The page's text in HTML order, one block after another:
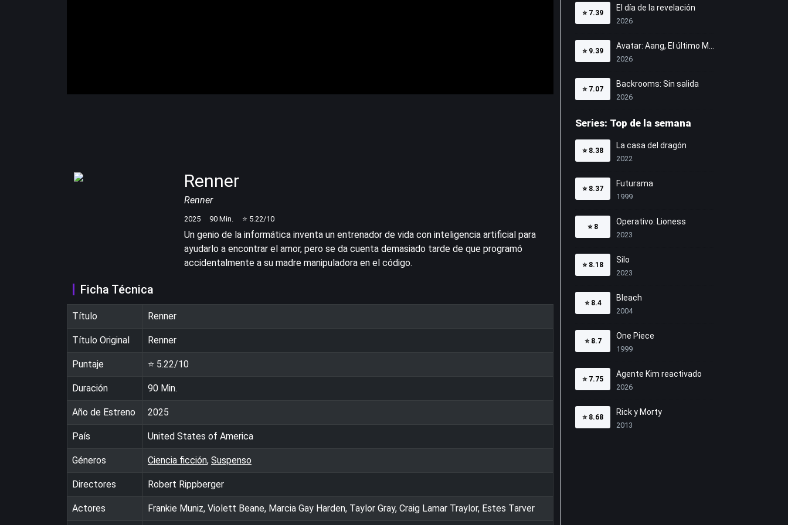
Renner
Renner
2025 90 Min. ⭐ 5.22/10
Un genio de la informática inventa un entrenador de vida con inteligencia artificial para
ayudarlo a encontrar el amor, pero se da cuenta demasiado tarde de que programó
accidentalmente a su madre manipuladora en el código.
Ficha Técnica
Título Renner
Título Original Renner
Puntaje ⭐ 5.22/10
Duración 90 Min.
Año de Estreno 2025
País United States of America
Géneros Ciencia ficción, Suspenso
Directores Robert Rippberger
Actores Frankie Muniz, Violett Beane, Marcia Gay Harden, Taylor Gray, Craig Lamar Traylor, Estes Tarver
⭐ 7.39
El día de la revelación
2026
⭐ 9.39
2026
⭐ 7.07
Backrooms: Sin salida
2026
Series: Top de la semana
⭐ 8.38
La casa del dragón
2022
⭐ 8.37
Futurama
1999
⭐ 8
Operativo: Lioness
2023
⭐ 8.18
Silo
2023
⭐ 8.4
Bleach
2004
⭐ 8.7
One Piece
1999
⭐ 7.75
Agente Kim reactivado
2026
⭐ 8.68
Rick y Morty
2013